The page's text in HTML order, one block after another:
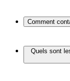
71600
Comment
au 03 85 81
Quels sont